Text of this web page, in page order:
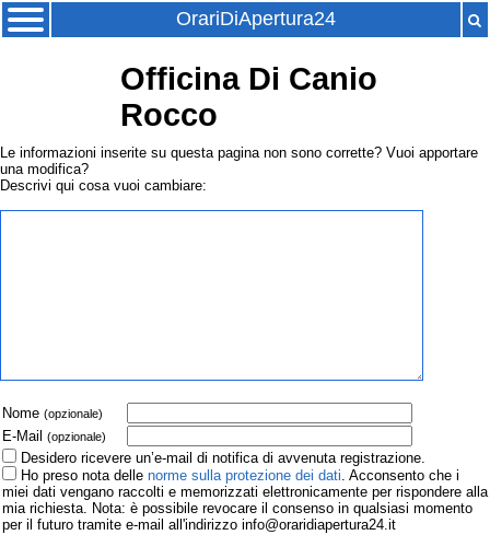
OrariDiApertura24
Officina Di Canio
Rocco
Le informazioni inserite su questa pagina non sono corrette? Vuoi apportare
una modifica?
Descrivi qui cosa vuoi cambiare:
Nome (opzionale)
E-Mail (opzionale)
Desidero ricevere un’e-mail di notifica di avvenuta registrazione.
Ho preso nota delle norme sulla protezione dei dati. Acconsento che i
miei dati vengano raccolti e memorizzati elettronicamente per rispondere alla
mia richiesta. Nota: è possibile revocare il consenso in qualsiasi momento
per il futuro tramite e-mail all'indirizzo info@oraridiapertura24.it